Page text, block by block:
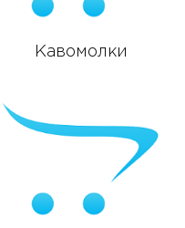
Кавомолки